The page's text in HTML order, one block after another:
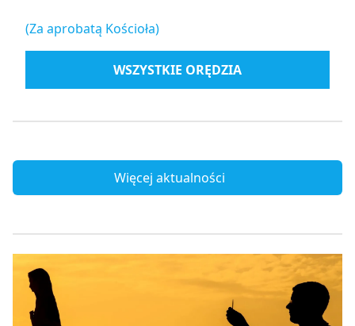
(Za aprobatą Kościoła)
WSZYSTKIE ORĘDZIA
Więcej aktualności